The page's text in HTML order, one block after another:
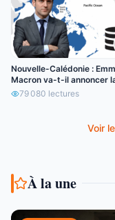
Nouvelle-Calédonie :
Macron va-t-il annoncer
circulation de l’euro ?
79 080 lectures
Voir
À la une